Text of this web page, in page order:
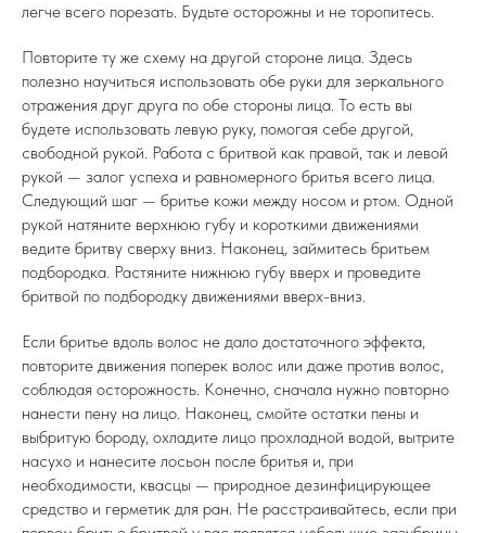
легче всего порезать. Будьте осторожны и не торопитесь.
Повторите ту же схему на другой стороне лица. Здесь
полезно научиться использовать обе руки для зеркального
отражения друг друга по обе стороны лица. То есть вы
будете использовать левую руку, помогая себе другой,
свободной рукой. Работа с бритвой как правой, так и левой
рукой — залог успеха и равномерного бритья всего лица.
Следующий шаг — бритье кожи между носом и ртом. Одной
рукой натяните верхнюю губу и короткими движениями
ведите бритву сверху вниз. Наконец, займитесь бритьем
подбородка. Растяните нижнюю губу вверх и проведите
бритвой по подбородку движениями вверх-вниз.
Если бритье вдоль волос не дало достаточного эффекта,
повторите движения поперек волос или даже против волос,
соблюдая осторожность. Конечно, сначала нужно повторно
нанести пену на лицо. Наконец, смойте остатки пены и
выбритую бороду, охладите лицо прохладной водой, вытрите
насухо и нанесите лосьон после бритья и, при
необходимости, квасцы — природное дезинфицирующее
средство и герметик для ран. Не расстраивайтесь, если при